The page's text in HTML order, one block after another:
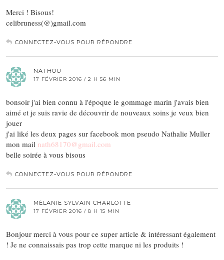
Merci ! Bisous!
celibruness(@)gmail.com
CONNECTEZ-VOUS POUR RÉPONDRE
NATHOU
17 FÉVRIER 2016 / 2 H 56 MIN
bonsoir j'ai bien connu à l'époque le gommage marin j'avais bien
aimé et je suis ravie de découvrir de nouveaux soins je veux bien
jouer
j'ai liké les deux pages sur facebook mon pseudo Nathalie Muller
mon mail nath68170@gmail.com
belle soirée à vous bisous
CONNECTEZ-VOUS POUR RÉPONDRE
MÉLANIE SYLVAIN CHARLOTTE
17 FÉVRIER 2016 / 8 H 15 MIN
Bonjour merci à vous pour ce super article & intéressant également
! Je ne connaissais pas trop cette marque ni les produits !